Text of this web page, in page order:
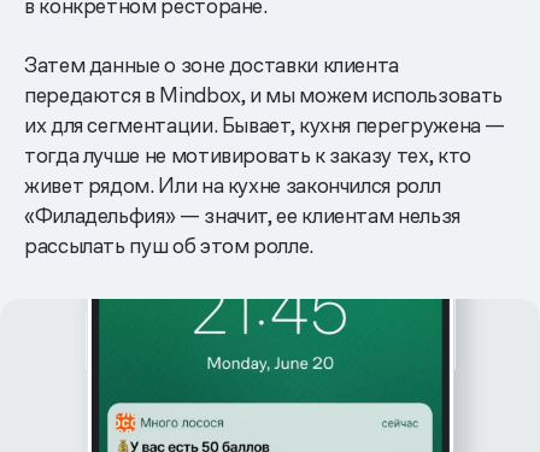
в конкретном ресторане.
Затем данные о зоне доставки клиента
передаются в Mindbox, и мы можем использовать
их для сегментации. Бывает, кухня перегружена —
тогда лучше не мотивировать к заказу тех, кто
живет рядом. Или на кухне закончился ролл
«Филадельфия» — значит, ее клиентам нельзя
рассылать пуш об этом ролле.